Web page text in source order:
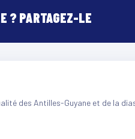
? PARTAGEZ-LE
des Antilles-Guyane et de la